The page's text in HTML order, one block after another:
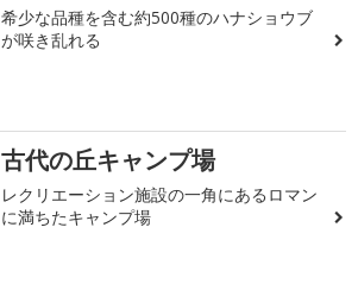
希少な品種を含む約500種のハナショウブ
が咲き乱れる
古代の丘キャンプ場
レクリエーション施設の一角にあるロマン
に満ちたキャンプ場